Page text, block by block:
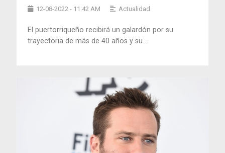
12-08-2022 - 11:42 AM Actualidad
El puertorriqueño recibirá un galardón por su
trayectoria de más de 40 años y su...